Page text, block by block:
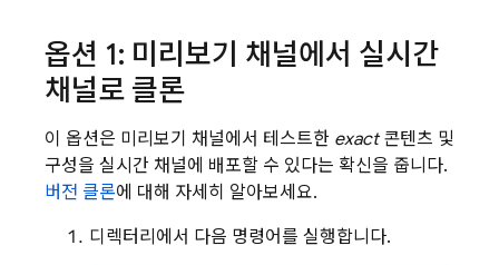
옵션 1: 미리보기 채널에서 실시간
채널로 클론
이 옵션은 미리보기 채널에서 테스트한 exact콘텐츠 및
구성을 실시간 채널에 배포할 수 있다는 확신을 줍니다.
버전 클론에 대해 자세히 알아보세요.
디렉터리에서 다음 명령어를 실행합니다.